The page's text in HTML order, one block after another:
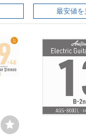
最安値を